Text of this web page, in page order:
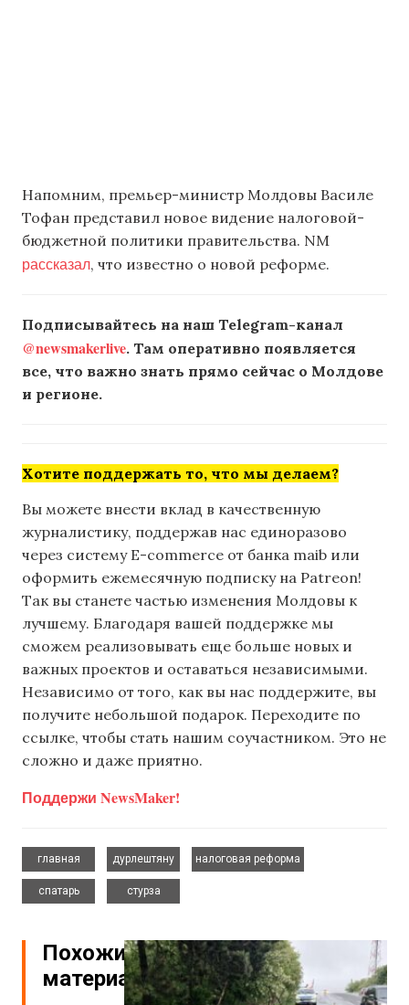
Напомним, премьер-министр Молдовы Василе
Тофан представил новое видение налоговой-
бюджетной политики правительства. NM
рассказал, что известно о новой реформе.
Подписывайтесь на наш Telegram-канал
@newsmakerlive. Там оперативно появляется
все, что важно знать прямо сейчас о Молдове
и регионе.
Хотите поддержать то, что мы делаем?
Вы можете внести вклад в качественную
журналистику, поддержав нас единоразово
через систему E-commerce от банка maib или
оформить ежемесячную подписку на Patreon!
Так вы станете частью изменения Молдовы к
лучшему. Благодаря вашей поддержке мы
сможем реализовывать еще больше новых и
важных проектов и оставаться независимыми.
Независимо от того, как вы нас поддержите, вы
получите небольшой подарок. Переходите по
ссылке, чтобы стать нашим соучастником. Это не
сложно и даже приятно.
Поддержи NewsMaker!
главная
дурлештяну
налоговая реформа
спатарь
стурза
Похожие
материалы